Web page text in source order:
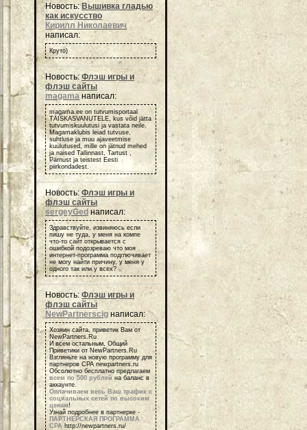
Новость:Вышивка гладью
как искусство
Кирилл Николаевич
написал:
Круто)
Новость: Флэш игры и
флэш сайты
magama написал:
magama.ee on tutvumisportaal
TÄISKASVANUTELE, kus võid jätta
tutvumiskuulutusi ja vastata neile.
Magamaklubis leiad tutvuse,
suhtluse ja muu ajaveetmise
kuulutused, mille on jätnud mehed
ja naised Tallinnast, Tartust ,
Pärnust ja teistest Eesti
piirkondadest.
Новость: Флэш игры и
флэш сайты
sergeyGed написал:
Здравствуйте, извиняюсь если
пишу не туда, у меня на компе
что-то сайт открывается с
ошибкой подозреваю что моя
интернет-программа подглючивает
не могу найти причину, у меня у
одного так или у всех?
Новость: Флэш игры и
флэш сайты
NewPartnerscig написал:
Хозяин сайта, приветик Вам от
NewPartners.Ru
И всем остальным, Общий
Приветики от NewPartners.Ru
Взгляньте на новую программу для
партнеров СРА newpartners.ru
Обсолютно бесплатно предлагаем
всем по 500 рублей на баланс в
аккаунте.
Оплачиваем весь Ваш трафик с
социальных сетей по высоким
ценам!
Узнай подробнее в партнерке -
ПАРТНЕРСКАЯ ПРОГРАММА
СРА http://newpartners.ru/